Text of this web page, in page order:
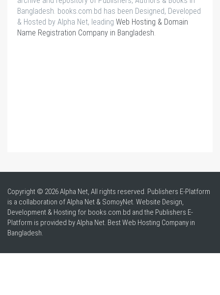
Bangladesh. books.com.bd has been Designed, Developed
& Hosted by Alpha Net, leading Web Hosting & Domain
Name Registration Company in Bangladesh
Copyright © 2026 Alpha Net, All rights reserved. Publishers E-Platform
is a collaboration of Alpha Net & SomoyNet. Website Design,
Development & Hosting for books.com.bd and the Publishers E-
Platform is provided by Alpha Net. BestWeb Hosting Company in
Bangladesh.